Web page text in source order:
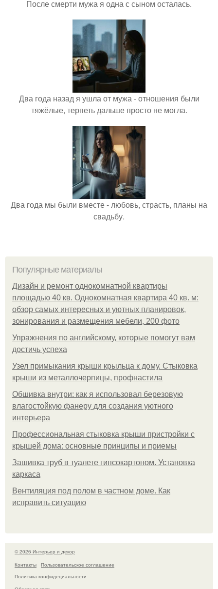
После смерти мужа я одна с сыном осталась.
Два года назад я ушла от мужа - отношения были
тяжёлые, терпеть дальше просто не могла.
Два года мы были вместе - любовь, страсть, планы на
свадьбу.
Популярные материалы
Дизайн и ремонт однокомнатной квартиры
площадью 40 кв. Однокомнатная квартира 40 кв. м:
обзор самых интересных и уютных планировок,
зонирования и размещения мебели, 200 фото
Упражнения по английскому, которые помогут вам
достичь успеха
Узел примыкания крыши крыльца к дому. Стыковка
крыши из металлочерпицы, профнастила
Обшивка внутри: как я использовал березовую
влагостойкую фанеру для создания уютного
интерьера
Профессиональная стыковка крыши пристройки с
крышей дома: основные принципы и приемы
Зашивка труб в туалете гипсокартоном. Установка
каркаса
Вентиляция под полом в частном доме. Как
исправить ситуацию
© 2026 Интерьер и декор
Контакты
Пользовательское соглашение
Политика конфидециальности